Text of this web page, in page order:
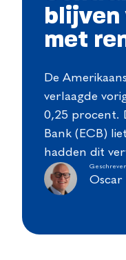
blijven
met
De
verlaagde
0,25 procent.
Bank (ECB)
hadden dit